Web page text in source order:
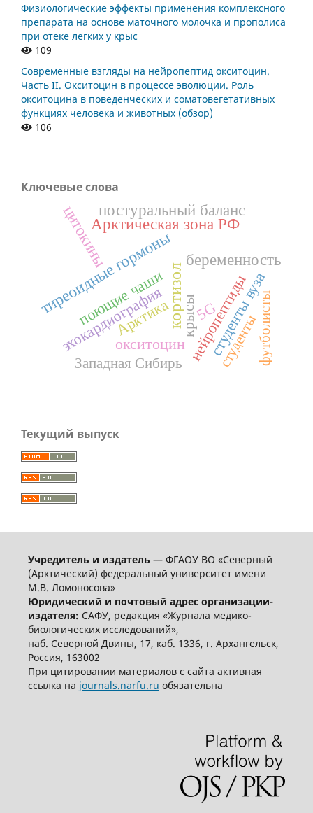
Физиологические эффекты применения комплексного
препарата на основе маточного молочка и прополиса
при отеке легких у крыс
109
Современные взгляды на нейропептид окситоцин.
Часть II. Окситоцин в процессе эволюции. Роль
окситоцина в поведенческих и соматовегетативных
функциях человека и животных (обзор)
106
Ключевые слова
кортизол
тиреоидные гормоны беременность
цитокиныАрктическая зона РФ
постуральный баланс
крысы
Арктика
поющие чаши нейропептиды
окситоцин студенты вуза
5G
эхокардиография студентыфутболисты
Западная Сибирь
Текущий выпуск
Учредитель и издатель — ФГАОУ ВО «Северный
(Арктический) федеральный университет имени
М.В. Ломоносова»
Юридический и почтовый адрес организации-
издателя: САФУ, редакция «Журнала медико-
биологических исследований»,
наб. Северной Двины, 17, каб. 1336, г. Архангельск,
Россия, 163002
При цитировании материалов с сайта активная
ссылка на journals.narfu.ru обязательна